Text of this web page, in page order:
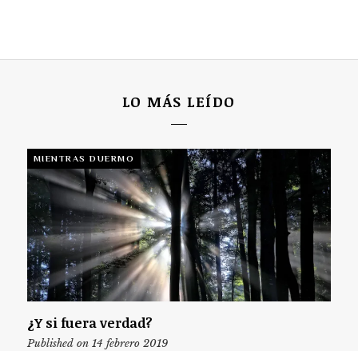
LO MÁS LEÍDO
MIENTRAS DUERMO
¿Y si fuera verdad?
Published on 14 febrero 2019